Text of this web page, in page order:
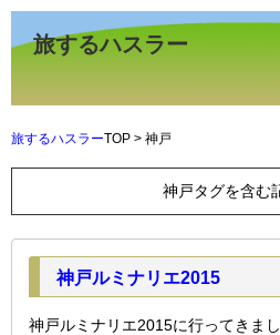
旅するハスラー
旅するハスラーTOP > 神戸
神戸タグを含む
神戸ルミナリエ2015
神戸ルミナリエ2015に行ってきま